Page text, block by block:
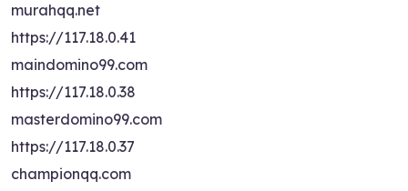
murahqq.net
https://117.18.0.41
maindomino99.com
https://117.18.0.38
masterdomino99.com
https://117.18.0.37
championqq.com